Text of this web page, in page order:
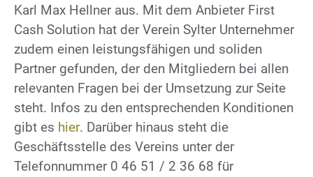
Karl Max Hellner aus. Mit dem Anbieter First
Cash Solution hat der Verein Sylter Unternehmer
zudem einen leistungsfähigen und soliden
Partner gefunden, der den Mitgliedern bei allen
relevanten Fragen bei der Umsetzung zur Seite
steht. Infos zu den entsprechenden Konditionen
gibt es hier. Darüber hinaus steht die
Geschäftsstelle des Vereins unter der
Telefonnummer 0 46 51 / 2 36 68 für